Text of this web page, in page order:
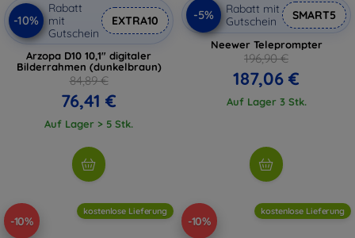
-10%
Rabatt
mit
Gutschein
EXTRA10
Arzopa D10 10,1" digitaler
Bilderrahmen (dunkelbraun)
84,89 €
76,41 €
Auf Lager > 5 Stk.
-5%
Rabatt mit
Gutschein
SMART5
Neewer Teleprompter
196,90 €
187,06 €
Auf Lager 3 Stk.
-10%
kostenlose Lieferung
-10%
kostenlose Lieferung